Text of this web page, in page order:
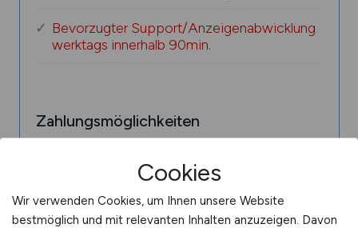
Bevorzugter Support/Anzeigenabwicklung
werktags innerhalb 90min.
Zahlungsmöglichkeiten
Cookies
Wir verwenden Cookies, um Ihnen unsere Website
bestmöglich und mit relevanten Inhalten anzuzeigen. Davon